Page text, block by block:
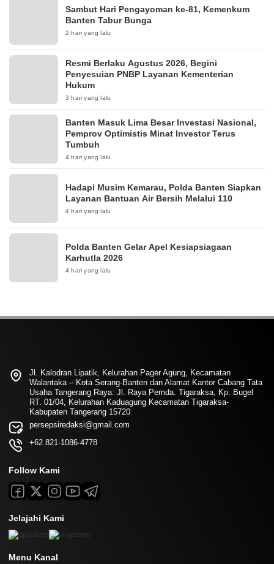
Sambut Hari Pengayoman ke-81, Kemenkum
Banten Tabur Bunga
2 hari yang lalu
Resmi Berlaku Agustus 2026, Begini
Penyesuian PNBP Layanan Kementerian
Hukum
3 hari yang lalu
Banten Masuk Lima Besar Investasi Nasional,
Pemprov Optimistis Minat Investor Terus
Tumbuh
4 hari yang lalu
Hadapi Musim Kemarau, Polda Banten Siapkan
Layanan Bantuan Air Bersih Melalui 110
4 hari yang lalu
Polda Banten Gelar Apel Kesiapsiagaan
Karhutla 2026
4 hari yang lalu
Jl. Kalodran Lipatik, Kelurahan Pager Agung, Kecamatan
Walantaka – Kota Serang-Banten dan Alamat Kantor Cabang Tata
Usaha Tangerang Raya: Jl. Raya Pemda. Tigaraksa, Kp. Bugel
RT. 01/04, Kelurahan Kaduagung Kecamatan Tigaraksa-
Kabupaten Tangerang 15720
persepsiredaksi@gmail.com
+62 821-1086-4778
Follow Kami
Jelajahi Kami
Menu Kanal